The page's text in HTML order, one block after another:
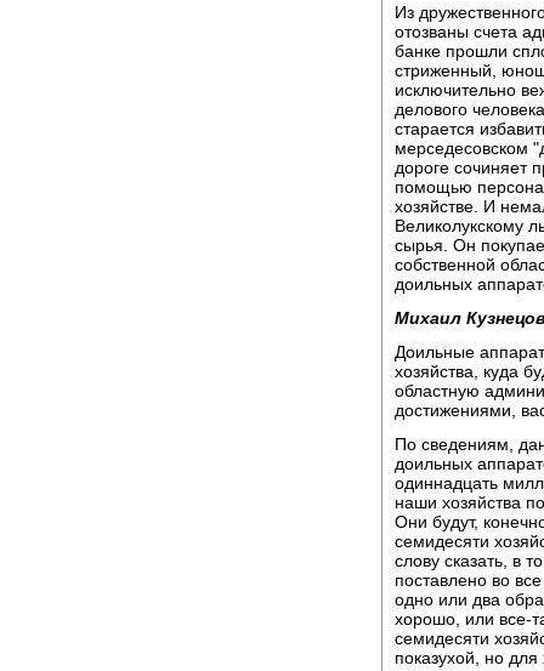
Из
отозваны счета
банке прошли
стриженный,
исключительно
делового
старается
мерседесовском
дороге сочиняет
помощью
хозяйстве. И
Великолукскому
сырья. Он
собственной
доильных
Михаил
Доильные
хозяйства, куда
областную
достижениями,
По сведениям,
доильных
одиннадцать
наши хозяйства
Они будут,
семидесяти
слову сказать, в
поставлено во
одно или два
хорошо, или все-
семидесяти
показухой, но для